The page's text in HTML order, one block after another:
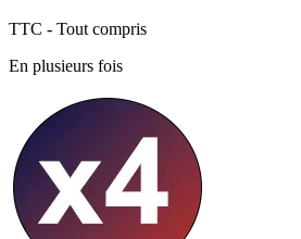
TTC - Tout compris
En plusieurs fois